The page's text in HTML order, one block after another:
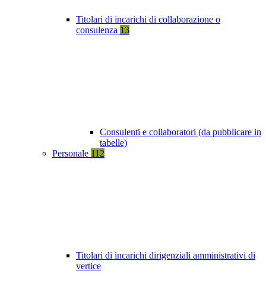
Titolari di incarichi di collaborazione o
consulenza 13
Consulenti e collaboratori (da pubblicare in
tabelle)
Personale 112
Titolari di incarichi dirigenziali amministrativi di
vertice